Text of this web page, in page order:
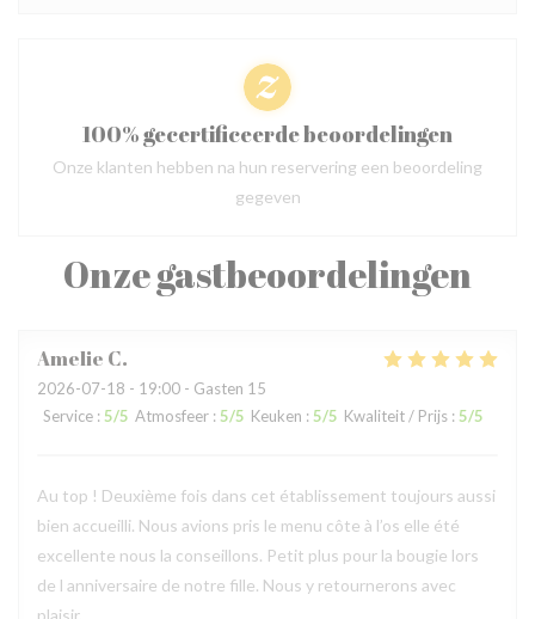
Onze gastbeoordelingen
Amelie C
2026-07-18 - 19:00 - Gasten 15
Service : 5/5 Atmosfeer : 5/5 Keuken : 5/5 Kwaliteit / Prijs : 5/5
Au top ! Deuxième fois dans cet établissement toujours aussi
bien accueilli. Nous avions pris le menu côte à l’os elle été
excellente nous la conseillons. Petit plus pour la bougie lors
de l anniversaire de notre fille. Nous y retournerons avec
plaisir.
100% gecertificeerde beoordelingen
Onze klanten hebben na hun reservering een beoordeling
gegeven